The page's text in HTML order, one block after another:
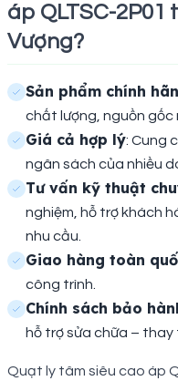
áp QLTSC-2P01
Vượng?
Sản phẩm chính
chất lượng, nguồn gốc
Giá cả hợp lý: Cung
ngân sách của nhiều
Tư vấn kỹ thuật
nghiệm, hỗ trợ khách
nhu cầu.
Giao hàng toàn
công trình.
Chính sách bảo
hỗ trợ sửa chữa – thay
Quạt ly tâm siêu cao áp